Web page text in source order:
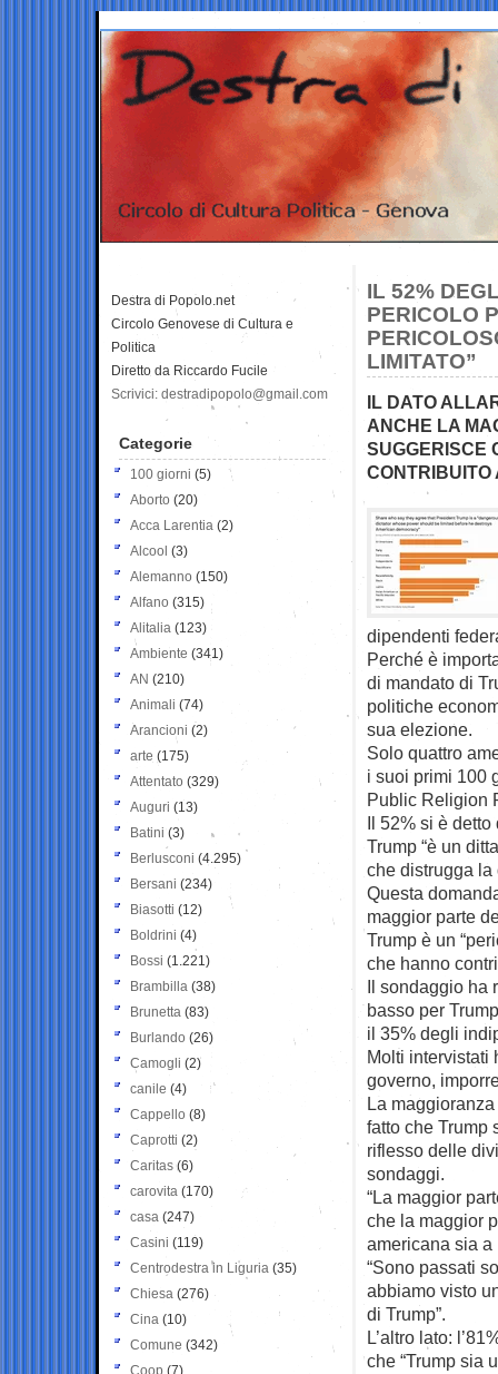
IL 52%
PERICOLO
LIMITATO”
IL DATO
ANCHE LA
SUGGERISCE
CONTRIBUITO
dipendenti
Perché è
di mandato di
politiche
sua elezione.
Solo quattro
i suoi primi 100
Public Religion
Il 52% si è detto
Trump “è un
che distrugga la
Questa
maggior parte
Trump è un
che hanno
Il sondaggio ha
basso per
il 35% degli
Molti intervistati
governo,
La
fatto che Trump
riflesso delle
sondaggi.
“La maggior
che la maggior
americana sia a
“Sono passati
abbiamo visto
di Trump”.
L’altro lato:
che “Trump sia
Destra di Popolo.net
Circolo Genovese di Cultura e
Politica
Diretto da Riccardo Fucile
Scrivici: destradipopolo@gmail.com
Categorie
100 giorni (5)
Aborto (20)
Acca Larentia (2)
Alcool (3)
Alemanno (150)
Alfano (315)
Alitalia (123)
Ambiente (341)
AN (210)
Animali (74)
Arancioni (2)
arte (175)
Attentato (329)
Auguri (13)
Batini (3)
Berlusconi (4.295)
Bersani (234)
Biasotti (12)
Boldrini (4)
Bossi (1.221)
Brambilla (38)
Brunetta (83)
Burlando (26)
Camogli (2)
canile (4)
Cappello (8)
Caprotti (2)
Caritas (6)
carovita (170)
casa (247)
Casini (119)
Centrodestra in Liguria (35)
Chiesa (276)
Cina (10)
Comune (342)
Coop (7)